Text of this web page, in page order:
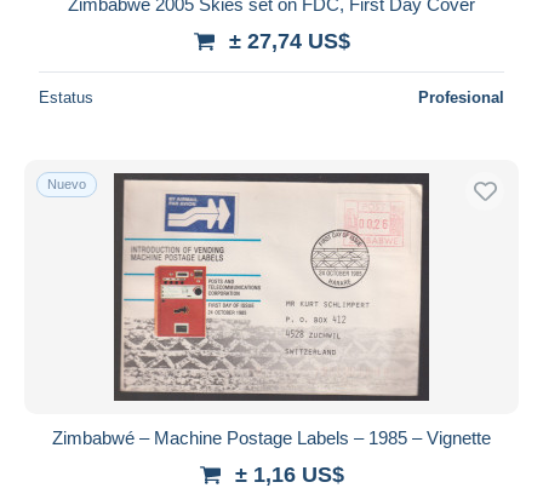
± 27,74 US$
Estatus Profesional
Nuevo
Zimbabwé – Machine Postage Labels – 1985 – Vignette
± 1,16 US$